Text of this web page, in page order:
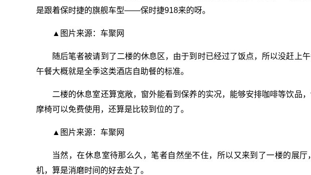
是跟着保时捷的旗舰车型——保时捷918来的呀。
▲图片来源：车聚网
随后笔者被请到了二楼的休息区，由于到时已经过了饭点，所以没赶上
午餐大概就是全季这类酒店自助餐的标准。
二楼的休息室还算宽敞，窗外能看到保养的实况，能够安排咖啡等饮品
摩椅可以免费使用，还算是比较到位的了。
▲图片来源：车聚网
当然，在休息室待那么久，笔者自然坐不住，所以又来到了一楼的展
机，算是消磨时间的好去处了。